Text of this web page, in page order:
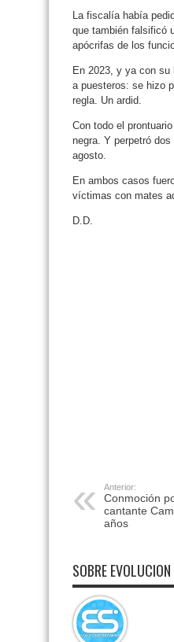
La fiscalía había
que también falsificó
apócrifas de los
En 2023, y ya con su
a puesteros: se hizo
regla. Un ardid.
Con todo el
negra. Y perpetró
agosto.
En ambos casos
víctimas con mates
D.D.
Anterior:
Conmoción
cantante
años
SOBRE EVOLUCION